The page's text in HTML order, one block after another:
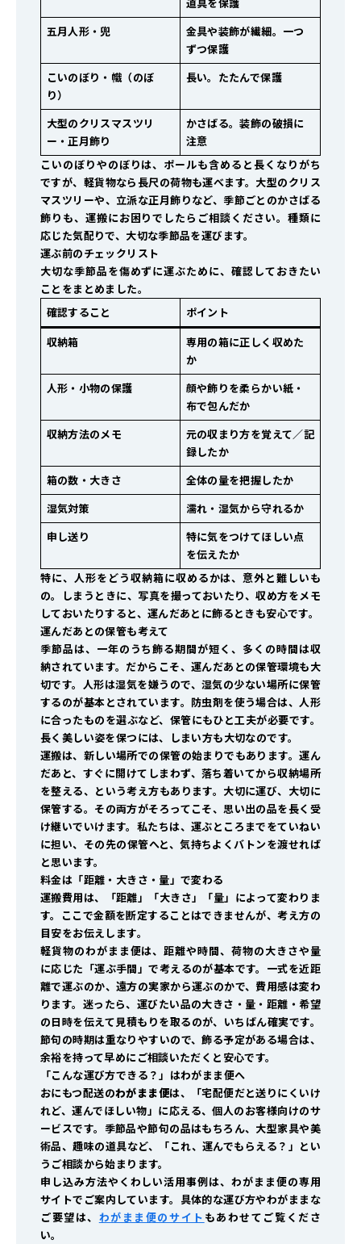
五月人形・兜
金具や装飾が繊細。一つ
ずつ保護
こいのぼり・幟（のぼ
り）
長い。たたんで保護
大型のクリスマスツリ
ー・正月飾り
かさばる。装飾の破損に
注意
こいのぼりやのぼりは、ポールも含めると長くなりがち
ですが、軽貨物なら長尺の荷物も運べます。大型のクリス
マスツリーや、立派な正月飾りなど、季節ごとのかさばる
飾りも、運搬にお困りでしたらご相談ください。種類に
応じた気配りで、大切な季節品を運びます。
運ぶ前のチェックリスト
大切な季節品を傷めずに運ぶために、確認しておきたい
ことをまとめました。
確認すること
ポイント
収納箱
専用の箱に正しく収めた
か
人形・小物の保護
顔や飾りを柔らかい紙・
布で包んだか
収納方法のメモ
元の収まり方を覚えて／記
録したか
箱の数・大きさ
全体の量を把握したか
湿気対策
濡れ・湿気から守れるか
申し送り
特に気をつけてほしい点
を伝えたか
特に、人形をどう収納箱に収めるかは、意外と難しいも
の。しまうときに、写真を撮っておいたり、収め方をメモ
しておいたりすると、運んだあとに飾るときも安心です。
運んだあとの保管も考えて
季節品は、一年のうち飾る期間が短く、多くの時間は収
納されています。だからこそ、運んだあとの保管環境も大
切です。人形は湿気を嫌うので、湿気の少ない場所に保管
するのが基本とされています。防虫剤を使う場合は、人形
に合ったものを選ぶなど、保管にもひと工夫が必要です。
長く美しい姿を保つには、しまい方も大切なのです。
運搬は、新しい場所での保管の始まりでもあります。運ん
だあと、すぐに開けてしまわず、落ち着いてから収納場所
を整える、という考え方もあります。大切に運び、大切に
保管する。その両方がそろってこそ、思い出の品を長く受
け継いでいけます。私たちは、運ぶところまでをていねい
に担い、その先の保管へと、気持ちよくバトンを渡せれば
と思います。
料金は「距離・大きさ・量」で変わる
運搬費用は、「距離」「大きさ」「量」によって変わりま
す。ここで金額を断定することはできませんが、考え方の
目安をお伝えします。
軽貨物のわがまま便は、距離や時間、荷物の大きさや量
に応じた「運ぶ手間」で考えるのが基本です。一式を近距
離で運ぶのか、遠方の実家から運ぶのかで、費用感は変わ
ります。迷ったら、運びたい品の大きさ・量・距離・希望
の日時を伝えて見積もりを取るのが、いちばん確実です。
節句の時期は重なりやすいので、飾る予定がある場合は、
余裕を持って早めにご相談いただくと安心です。
「こんな運び方できる？」はわがまま便へ
おにもつ配送のわがまま便は、「宅配便だと送りにくいけ
れど、運んでほしい物」に応える、個人のお客様向けのサ
ービスです。季節品や節句の品はもちろん、大型家具や美
術品、趣味の道具など、「これ、運んでもらえる？」とい
うご相談から始まります。
申し込み方法やくわしい活用事例は、わがまま便の専用
サイトでご案内しています。具体的な運び方やわがままな
ご要望は、 わがまま便のサイト もあわせてご覧くださ
い。